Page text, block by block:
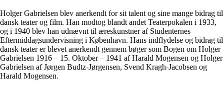
Holger Gabrielsen blev anerkendt for sit talent og sine mange bidrag til
dansk teater og film. Han modtog blandt andet Teaterpokalen i 1933,
og i 1940 blev han udnævnt til æreskunstner af Studenternes
Eftermiddagsundervisning i København. Hans indflydelse og bidrag til
dansk teater er blevet anerkendt gennem bøger som Bogen om Holger
Gabrielsen 1916 – 15. Oktober – 1941 af Harald Mogensen og Holger
Gabrielsen af Jørgen Budtz-Jørgensen, Svend Kragh-Jacobsen og
Harald Mogensen.